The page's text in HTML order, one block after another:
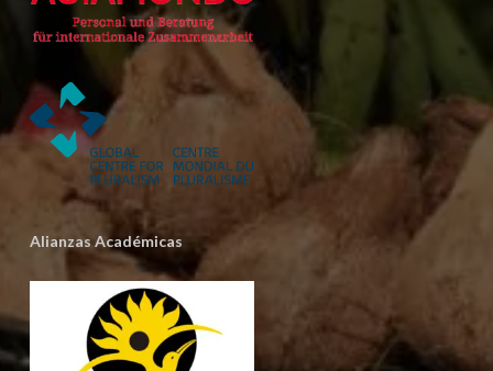
Alianzas Académicas